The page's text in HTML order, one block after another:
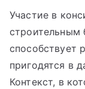
Участие в
строительным
способствует
пригодятся в
Контекст, в